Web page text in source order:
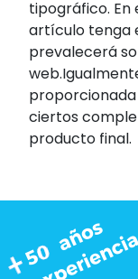
tipográfico. En
artículo tenga
prevalecerá
ciertos
producto final.